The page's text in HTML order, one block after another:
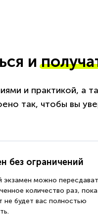
и
и практикой, а
так, чтобы вы
без ограничений
экзамен можно
количество раз, пока
не будет вас полностью